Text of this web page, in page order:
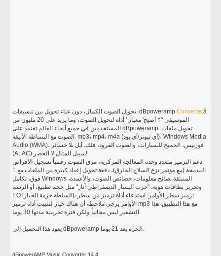
تحويل الصوت الكمال، دون عناء تحويل بين تنسيقات. dBpowerampConverterâ
الموسيقى "¢ أصبح' معيار ' أداة لتحويل الصوت، وما يزيد على 20 مليون من
المستخدمين في جميع أنحاء العالم تعتمد على dBpoweramp: تحويل ملفات
الصوت مع البساطة الأنيقة. mp3، mp4، m4a (أي تيونز/أي بود)، Windows Media
Audio (WMA)، فوربيس، الجميح للسيارات، والصوت القرود، فلك، أبل بلا خسائر
(ALAC) سبيل المثال لا الحصر!
دعم الترميز متعدد وحدة المعالجة المركزية، مزق الصوت رقمياً تسجيل الأقراص
المدمجة (مع مؤتمر نزع السلاح الخارق)، دفعة تحويل إعداد كبيرة من الملفات مع 1
فوق، تكامل Windows المنبثقة نصائح معلومات، خصائص الصوت، والأعمدة،
وتحرير بطاقات هوية، "حزب اليسار الديمقراطي آثار" مثل حجم تطبيع، أو الرسم
EQ [السلطة حزمة الخيار]، ترميز سطر الأوامر: استدعاء أداة ترميز من سطر
الأوامر يرجى ملاحظة أن هناك خيار لتثبيت أداة ترميز mp3 مع هذا التطبيق. هذا
التشفير ليس مجانياً ولكن فترة تجريبية مدتها 30 يوما.
يعود هذا التحميل إلى dBpoweramp الحرة بعد 21 يوما.
dBpowerAMP Music Converter 14.4